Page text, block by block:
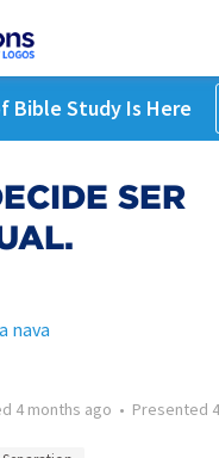
Bible Study Is Here
SER
nava
4 months ago • Presented